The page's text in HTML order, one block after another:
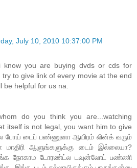
July 10, 2010 10:37:00 PM
know you are buying dvds or cds for
to give link of every movie at the end
be helpful for us na.
do you think you are...watching
itself is not legal, you want him to give
போய் டைப் பண்ணுனா ஆயிரம் லின்க் வரும்
மாதிரி ஆளுங்களுக்கு டைம் இல்லையா?
நோகாம டோரண்ட்ல டவுன்லோட் பண்ணி